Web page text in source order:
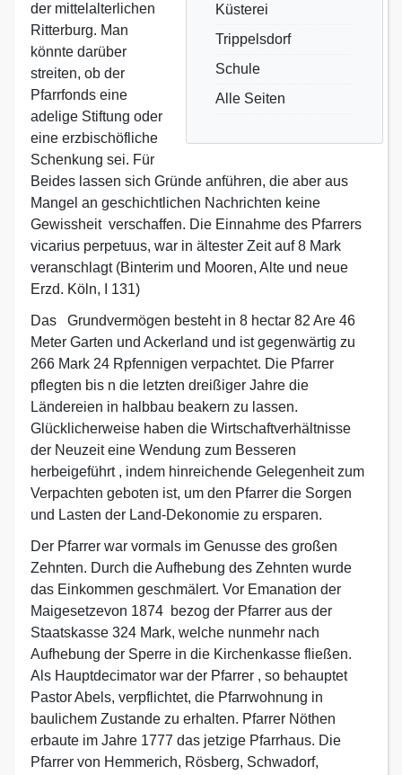
Küsterei
Trippelsdorf
Schule
Alle Seiten
der mittelalterlichen
Ritterburg. Man
könnte darüber
streiten, ob der
Pfarrfonds eine
adelige Stiftung oder
eine erzbischöfliche
Schenkung sei. Für
Beides lassen sich Gründe anführen, die aber aus
Mangel an geschichtlichen Nachrichten keine
Gewissheit verschaffen. Die Einnahme des Pfarrers
vicarius perpetuus, war in ältester Zeit auf 8 Mark
veranschlagt (Binterim und Mooren, Alte und neue
Erzd. Köln, I 131)
Das Grundvermögen besteht in 8 hectar 82 Are 46
Meter Garten und Ackerland und ist gegenwärtig zu
266 Mark 24 Rpfennigen verpachtet. Die Pfarrer
pflegten bis n die letzten dreißiger Jahre die
Ländereien in halbbau beakern zu lassen.
Glücklicherweise haben die Wirtschaftverhältnisse
der Neuzeit eine Wendung zum Besseren
herbeigeführt , indem hinreichende Gelegenheit zum
Verpachten geboten ist, um den Pfarrer die Sorgen
und Lasten der Land-Dekonomie zu ersparen.
Der Pfarrer war vormals im Genusse des großen
Zehnten. Durch die Aufhebung des Zehnten wurde
das Einkommen geschmälert. Vor Emanation der
Maigesetzevon 1874 bezog der Pfarrer aus der
Staatskasse 324 Mark, welche nunmehr nach
Aufhebung der Sperre in die Kirchenkasse fließen.
Als Hauptdecimator war der Pfarrer , so behauptet
Pastor Abels, verpflichtet, die Pfarrwohnung in
baulichem Zustande zu erhalten. Pfarrer Nöthen
erbaute im Jahre 1777 das jetzige Pfarrhaus. Die
Pfarrer von Hemmerich, Rösberg, Schwadorf,